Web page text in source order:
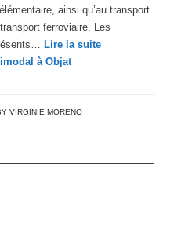
ainsi qu’au transport
ferroviaire. Les
Lire la suite
à Objat
VIRGINIE MORENO